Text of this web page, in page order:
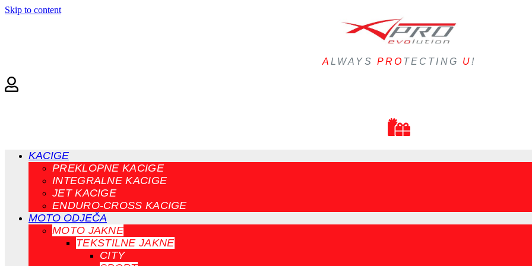
Skip to content
ALWAYS PRO TECTING U!
KACIGE
PREKLOPNE KACIGE
INTEGRALNE KACIGE
JET KACIGE
ENDURO-CROSS KACIGE
MOTO ODJEČA
MOTO JAKNE
TEKSTILNE JAKNE
CITY